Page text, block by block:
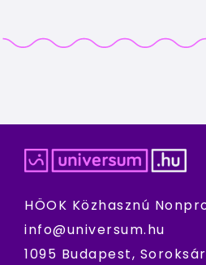
HÖOK Közhasznú
info@universum.hu
1095 Budapest,